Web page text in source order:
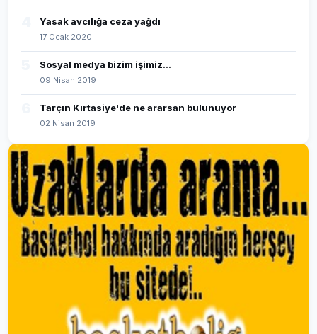
Yasak avcılığa ceza yağdı
17 Ocak 2020
Sosyal medya bizim işimiz...
09 Nisan 2019
Tarçın Kırtasiye'de ne ararsan bulunuyor
02 Nisan 2019